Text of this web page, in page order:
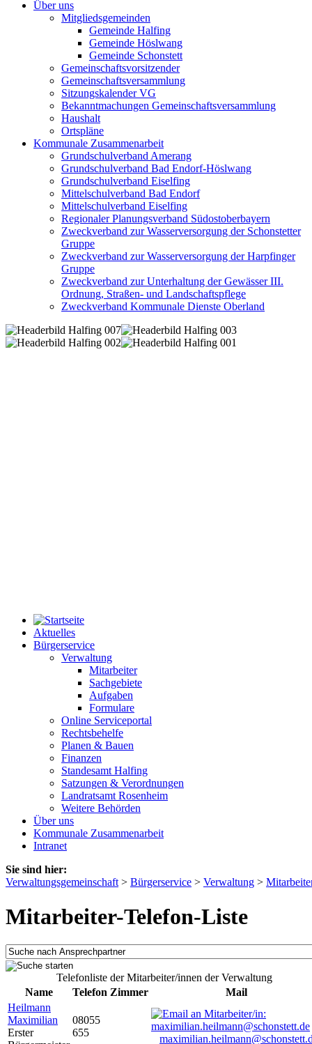
Über uns
Mitgliedsgemeinden
Gemeinde Halfing
Gemeinde Höslwang
Gemeinde Schonstett
Gemeinschaftsvorsitzender
Gemeinschaftsversammlung
Sitzungskalender VG
Bekanntmachungen Gemeinschaftsversammlung
Haushalt
Ortspläne
Kommunale Zusammenarbeit
Grundschulverband Amerang
Grundschulverband Bad Endorf-Höslwang
Grundschulverband Eiselfing
Mittelschulverband Bad Endorf
Mittelschulverband Eiselfing
Regionaler Planungsverband Südostoberbayern
Zweckverband zur Wasserversorgung der Schonstetter
Gruppe
Zweckverband zur Wasserversorgung der Harpfinger
Gruppe
Zweckverband zur Unterhaltung der Gewässer III.
Ordnung, Straßen- und Landschaftspflege
Zweckverband Kommunale Dienste Oberland
Aktuelles
Bürgerservice
Verwaltung
Mitarbeiter
Sachgebiete
Aufgaben
Formulare
Online Serviceportal
Rechtsbehelfe
Planen & Bauen
Finanzen
Standesamt Halfing
Satzungen & Verordnungen
Landratsamt Rosenheim
Weitere Behörden
Über uns
Kommunale Zusammenarbeit
Intranet
Sie sind hier:
Verwaltungsgemeinschaft > Bürgerservice > Verwaltung >
Mitarbeiter-Telefon-Liste
Telefonliste der Mitarbeiter/innen der Verwaltung
Name
Telefon Zimmer
Mail
Heilmann
Maximilian
Erster
08055
655